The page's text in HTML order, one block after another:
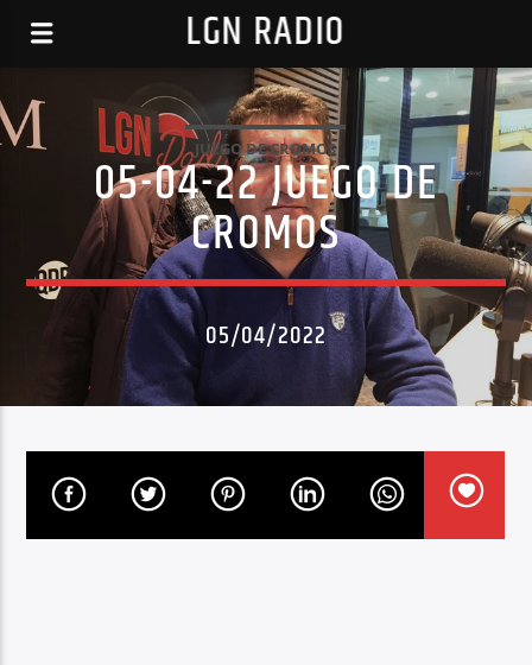
LGN RADIO
JUEGO DE CROMOS
05-04-22 JUEGO DE
CROMOS
05/04/2022